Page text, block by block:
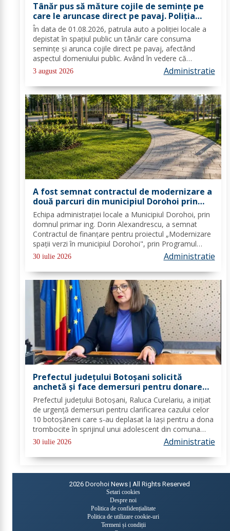
Tânăr pus să măture cojile de seminţe pe
care le aruncase direct pe pavaj. Poliţia
Locală Dorohoi: Respectul față de spațiul
comun trebuie să fie o prioritate pentru
fiecare dintre noi”
În data de 01.08.2026, patrula auto a poliției locale a
depistat în spațiul public un tânăr care consuma
semințe și arunca cojile direct pe pavaj, afectând
aspectul domeniului public. Având în vedere că
prioritatea Poliției Locale este prevenția și educarea
spiritului civic, polițiștii l-au...
3 august 2026 Administratie
A fost semnat contractul de modernizare a
două parcuri din municipiul Dorohoi prin
fonduri europene
Echipa administrației locale a Municipiul Dorohoi, prin
domnul primar ing. Dorin Alexandrescu, a semnat
Contractul de finanțare pentru proiectul „Modernizare
spații verzi în municipiul Dorohoi", prin Programul
Regional 2021–2027 - Prioritatea de investiții 3. Nord-
30 iulie 2026 Administratie
Prefectul județului Botoșani solicită
anchetă și face demersuri pentru donarea
de trombocite direct la Botoșani în cazul
adolescentului din Tudora
Prefectul județului Botoșani, Raluca Curelariu, a inițiat
de urgență demersuri pentru clarificarea cazului celor
10 botoșăneni care s-au deplasat la Iași pentru a dona
trombocite în sprijinul unui adolescent din comuna
Tudora, însă nu au putut dona. Au fost transmise
30 iulie 2026 Administratie
2026 Dorohoi News | All Rights Reserved
Setari cookies
Despre noi
Politica de confidențialitate
Politica de utilizare cookie-uri
Termeni și condiții